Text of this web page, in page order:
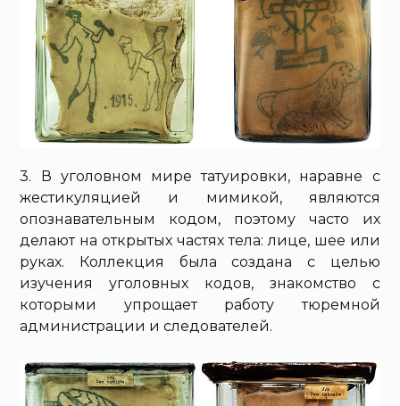
3. В уголовном мире татуировки, наравне с
жестикуляцией и мимикой, являются
опознавательным кодом, поэтому часто их
делают на открытых частях тела: лице, шее или
руках. Коллекция была создана с целью
изучения уголовных кодов, знакомство с
которыми упрощает работу тюремной
администрации и следователей.